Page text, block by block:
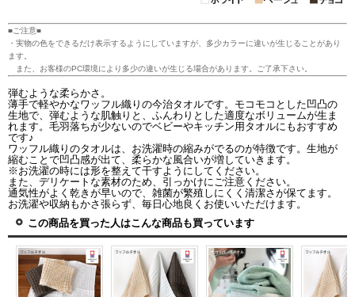
■ご注意■
・実物の色をできるだけ表示するようにしていますが、多少カラーに違いが生じることがあり
ます。
また、お客様のPC環境により多少の違いが生じる場合があります。ご了承下さい。
弾むような柔らかさ。
薄手で軽やかなワッフル織りの今治タオルです。モコモコとした凹凸の
生地で、弾むような肌触りと、ふんわりとした適度なボリュームが生ま
れます。毛羽落ちが少ないのでベビーやキッチン用タオルにもおすすめ
です♪
ワッフル織りのタオルは、お洗濯時の縮みがでるのが特徴です。生地が
縮むことで凹凸感が出て、柔らかな風合いが増していきます。
※お洗濯の時には形を整えて干すようにしてください。
また、デリケートな素材のため、引っかけにご注意ください。
通気性がよく乾きが早いので、雑菌が繁殖しにくく清潔さが保てます。
お洗濯や収納もかさ張らず、毎日心地良くお使いいただけます。
この商品を買った人はこんな商品も買っています